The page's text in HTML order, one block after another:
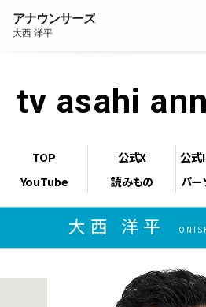
アナウンサーズ
大西 洋平
tv asahi
TOP 公式X 公
YouTube
読みもの パ
大西 洋平